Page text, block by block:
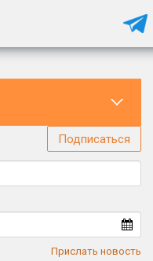
Подписаться
Прислать новость